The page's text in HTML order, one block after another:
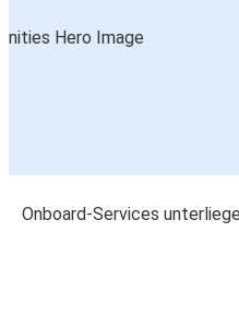
Onboard-Services